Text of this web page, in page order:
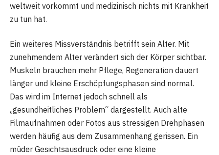
weltweit vorkommt und medizinisch nichts mit Krankheit
zu tun hat.
Ein weiteres Missverständnis betrifft sein Alter. Mit
zunehmendem Alter verändert sich der Körper sichtbar.
Muskeln brauchen mehr Pflege, Regeneration dauert
länger und kleine Erschöpfungsphasen sind normal.
Das wird im Internet jedoch schnell als
„gesundheitliches Problem“ dargestellt. Auch alte
Filmaufnahmen oder Fotos aus stressigen Drehphasen
werden häufig aus dem Zusammenhang gerissen. Ein
müder Gesichtsausdruck oder eine kleine